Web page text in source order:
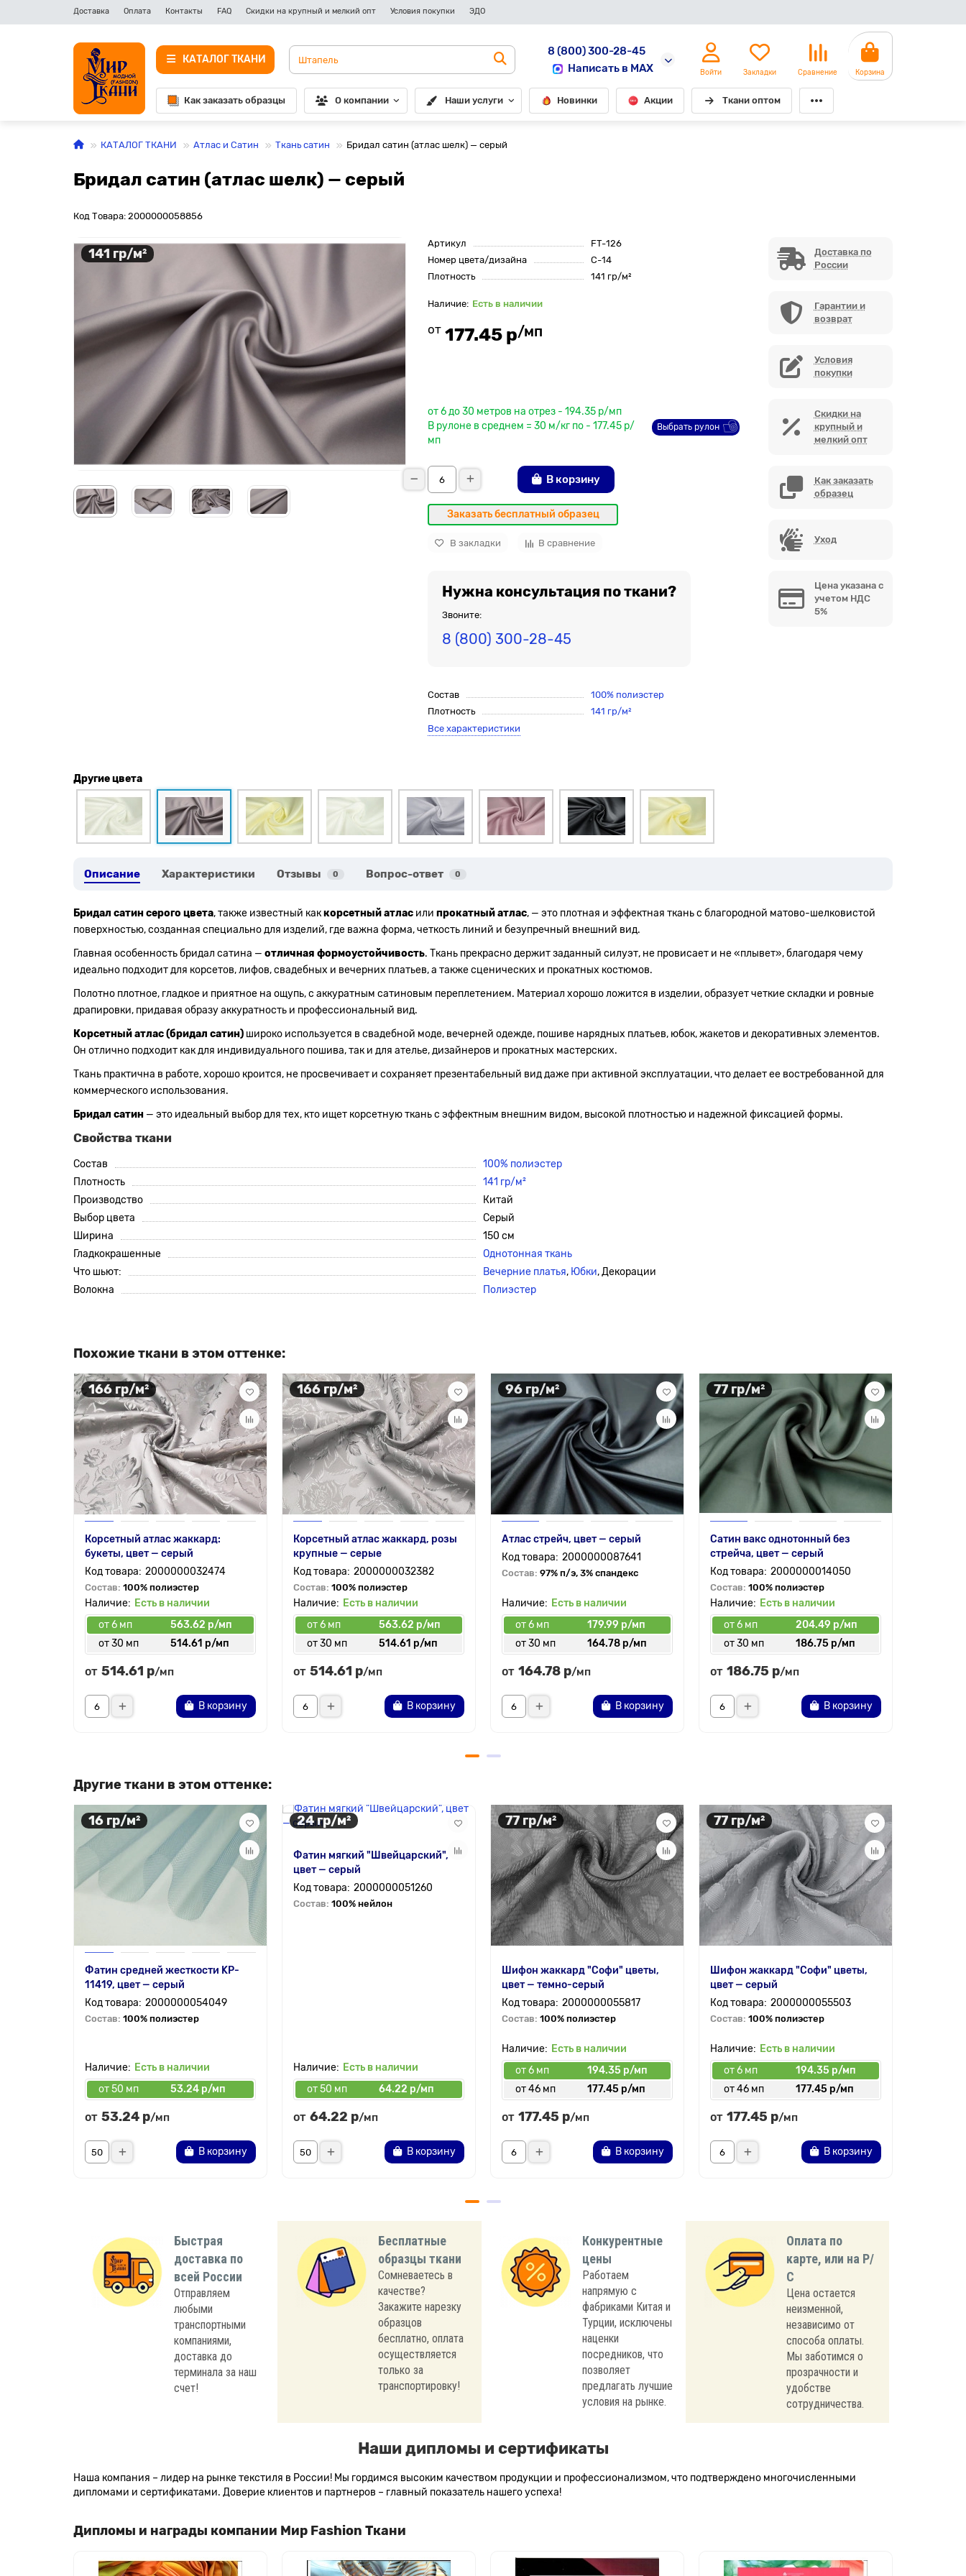
Доставка Оплата Контакты FAQ Скидки на крупный и мелкий опт Условия покупки ЭДО
КАТАЛОГ ТКАНИ
8 (800) 300-28-45
Написать в MAX
Войти Закладки Сравнение Корзина
Как заказать образцы О компании Наши услуги Новинки Акции Ткани оптом
КАТАЛОГ ТКАНИ Атлас и Сатин Ткань сатин Бридал сатин (атлас шелк) — серый
Бридал сатин (атлас шелк) — серый
Код Товара: 2000000058856
141 гр/м²
Артикул
FT-126
Номер цвета/дизайна
C-14
Плотность
141 гр/м²
Есть в наличии
от 177.45 р/мп
от 6 до 30 метров на отрез - 194.35 р/мп
В рулоне в среднем = 30 м/кг по - 177.45 р/
мп
Выбрать рулон
В корзину
Заказать бесплатный образец
В закладки В сравнение
Нужна консультация по ткани?
Звоните:
8 (800) 300-28-45
Состав
100% полиэстер
Плотность
141 гр/м²
Все характеристики
Доставка по
России
Гарантии и
возврат
Условия
покупки
Скидки на
крупный и
мелкий опт
Как заказать
образец
Уход
Цена указана с
учетом НДС
5%
Другие цвета
Описание Характеристики Отзывы 0 Вопрос-ответ 0
Бридал сатин серого цвета, также известный каккорсетный атлас или прокатный атлас, — это плотная и эффектная ткань с благородной матово-шелковистой
поверхностью, созданная специально для изделий, где важна форма, четкость линий и безупречный внешний вид.
Главная особенность бридал сатина — отличная формоустойчивость. Ткань прекрасно держит заданный силуэт, не провисает и не «плывет», благодаря чему
идеально подходит для корсетов, лифов, свадебных и вечерних платьев, а также сценических и прокатных костюмов.
Полотно плотное, гладкое и приятное на ощупь, с аккуратным сатиновым переплетением. Материал хорошо ложится в изделии, образует четкие складки и ровные
драпировки, придавая образу аккуратность и профессиональный вид.
Корсетный атлас (бридал сатин) широко используется в свадебной моде, вечерней одежде, пошиве нарядных платьев, юбок, жакетов и декоративных элементов.
Он отлично подходит как для индивидуального пошива, так и для ателье, дизайнеров и прокатных мастерских.
Ткань практична в работе, хорошо кроится, не просвечивает и сохраняет презентабельный вид даже при активной эксплуатации, что делает ее востребованной для
коммерческого использования.
Бридал сатин — это идеальный выбор для тех, кто ищет корсетную ткань с эффектным внешним видом, высокой плотностью и надежной фиксацией формы.
Свойства ткани
Состав
100% полиэстер
Плотность
141 гр/м²
Производство
Китай
Выбор цвета
Серый
Ширина
150 см
Гладкокрашенные
Однотонная ткань
Что шьют:
Вечерние платья, Юбки, Декорации
Волокна
Полиэстер
Похожие ткани в этом оттенке:
166 гр/м²
Корсетный атлас жаккард:
букеты, цвет — серый
2000000032474
Состав: 100% полиэстер
Есть в наличии
от 6 мп
563.62 р/мп
от 30 мп
514.61 р/мп
от 514.61 р/мп
В корзину
166 гр/м²
Корсетный атлас жаккард, розы
крупные — серые
2000000032382
Состав: 100% полиэстер
Есть в наличии
от 6 мп
563.62 р/мп
от 30 мп
514.61 р/мп
от 514.61 р/мп
В корзину
96 гр/м²
Атлас стрейч, цвет — серый
2000000087641
Состав: 97% п/э, 3% спандекс
Есть в наличии
от 6 мп
179.99 р/мп
от 30 мп
164.78 р/мп
от 164.78 р/мп
В корзину
77 гр/м²
Сатин вакс однотонный без
стрейча, цвет — серый
2000000014050
Состав: 100% полиэстер
Есть в наличии
от 6 мп
204.49 р/мп
от 30 мп
186.75 р/мп
от 186.75 р/мп
В корзину
Другие ткани в этом оттенке:
16 гр/м²
Фатин средней жесткости KP-
11419, цвет — серый
2000000054049
Состав: 100% полиэстер
Есть в наличии
от 50 мп
53.24 р/мп
от 53.24 р/мп
В корзину
24 гр/м²
Фатин мягкий "Швейцарский",
цвет — серый
2000000051260
Состав: 100% нейлон
Есть в наличии
от 50 мп
64.22 р/мп
от 64.22 р/мп
В корзину
77 гр/м²
Шифон жаккард "Софи" цветы,
цвет — темно-серый
2000000055817
Состав: 100% полиэстер
Есть в наличии
от 6 мп
194.35 р/мп
от 46 мп
177.45 р/мп
от 177.45 р/мп
В корзину
77 гр/м²
Шифон жаккард "Софи" цветы,
цвет — серый
2000000055503
Состав: 100% полиэстер
Есть в наличии
от 6 мп
194.35 р/мп
от 46 мп
177.45 р/мп
от 177.45 р/мп
В корзину
Быстрая
доставка по
всей России
Отправляем
любыми
транспортными
компаниями,
доставка до
терминала за наш
счет!
Бесплатные
образцы ткани
Сомневаетесь в
качестве?
Закажите нарезку
образцов
бесплатно, оплата
осуществляется
только за
транспортировку!
Конкурентные
цены
Работаем
напрямую с
фабриками Китая и
Турции, исключены
наценки
посредников, что
позволяет
предлагать лучшие
условия на рынке.
Оплата по
карте, или на Р/
С
Цена остается
неизменной,
независимо от
способа оплаты.
Мы заботимся о
прозрачности и
удобстве
сотрудничества.
Наши дипломы и сертификаты
Наша компания – лидер на рынке текстиля в России! Мы гордимся высоким качеством продукции и профессионализмом, что подтверждено многочисленными
дипломами и сертификатами. Доверие клиентов и партнеров – главный показатель нашего успеха!
Дипломы и награды компании Мир Fashion Ткани